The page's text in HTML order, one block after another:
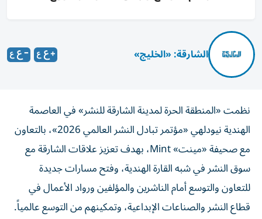
الشارقة: «الخليج»
نظمت «المنطقة الحرة لمدينة الشارقة للنشر» في العاصمة
الهندية نيودلهي «مؤتمر تبادل النشر العالمي 2026»، بالتعاون
مع صحيفة «مينت» Mint، بهدف تعزيز علاقات الشارقة مع
سوق النشر في شبه القارة الهندية، وفتح مسارات جديدة
للتعاون والتوسع أمام الناشرين والمؤلفين ورواد الأعمال في
قطاع النشر والصناعات الإبداعية، وتمكينهم من التوسع عالمياً.